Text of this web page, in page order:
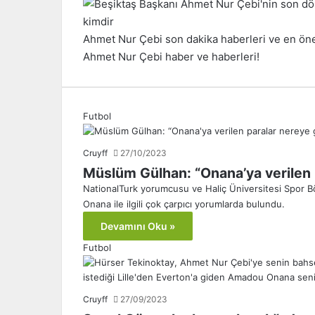
Ahmet Nur Çebi son dakika haberleri ve en
Ahmet Nur Çebi haber ve haberleri!
Futbol
Cruyff 27/10/2023
Müslüm Gülhan: “Onana’ya
NationalTurk yorumcusu ve Haliç Üniversitesi Spor
Onana ile ilgili çok çarpıcı yorumlarda bulundu.
Devamını Oku »
Futbol
Cruyff 27/09/2023